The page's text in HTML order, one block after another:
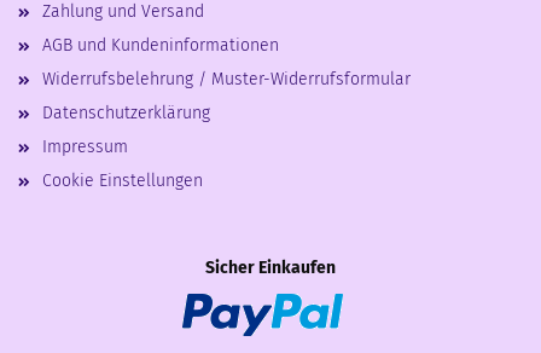
Zahlung und Versand
AGB und Kundeninformationen
Widerrufsbelehrung / Muster-Widerrufsformular
Datenschutzerklärung
Impressum
Cookie Einstellungen
Sicher Einkaufen